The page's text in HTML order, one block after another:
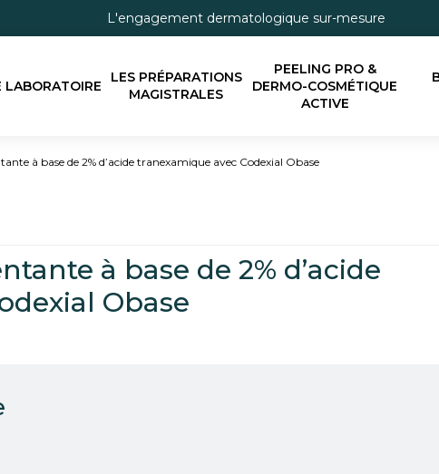
L'engagement dermatologique sur-mesure
LABORATOIRE
LES PRÉPARATIONS
MAGISTRALES
PEELING PRO &
DERMO-COSMÉTIQUE
ACTIVE
à base de 2% d’acide tranexamique avec Codexial Obase
à base de 2% d’acide
Obase